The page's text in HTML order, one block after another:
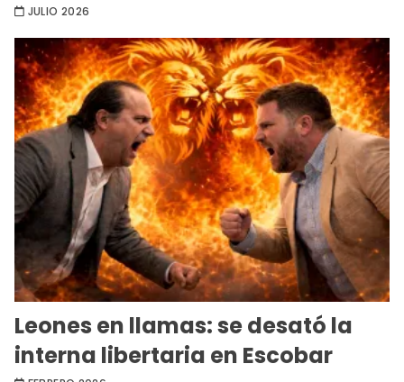
JULIO 2026
Leones en llamas: se desató la
interna libertaria en Escobar